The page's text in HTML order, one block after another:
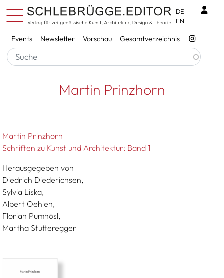
Direkt zum Inhalt
Services
Events Newsletter Vorschau Gesamtverzeichnis
DE
EN
Pfadnavigation
Startseite Martin Prinzhorn
Martin Prinzhorn
Martin Prinzhorn
Schriften zu Kunst und Architektur: Band 1
Herausgegeben von
Diedrich Diederichsen,
Sylvia Liska,
Albert Oehlen,
Florian Pumhösl,
Martha Stutteregger